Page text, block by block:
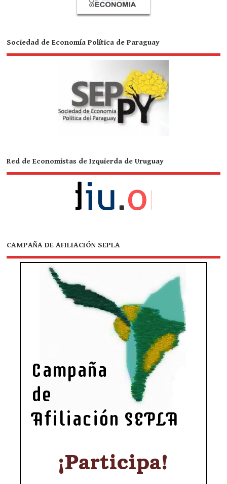
Sociedad de Economía Política de Paraguay
Red de Economistas de Izquierda de Uruguay
CAMPAÑA DE AFILIACIÓN SEPLA